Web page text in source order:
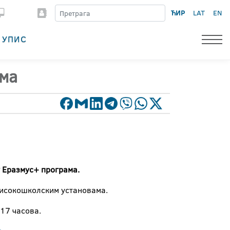
ЋИР LAT EN
УПИС
Еразмус+ програма.
установама.
часова.